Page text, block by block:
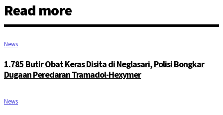
Read more
News
1.785 Butir Obat Keras Disita di Neglasari, Polisi Bongkar
Dugaan Peredaran Tramadol-Hexymer
News